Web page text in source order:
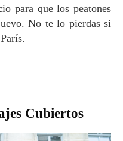
para que los peatones
No te lo pierdas si
Cubiertos